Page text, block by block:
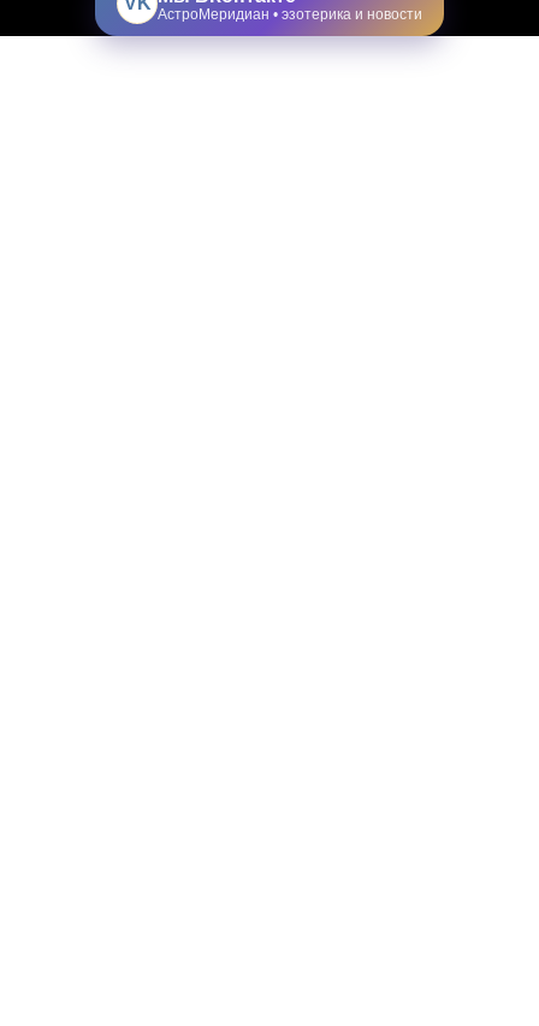
АстроМеридиан • эзотерика и новости